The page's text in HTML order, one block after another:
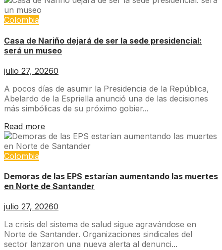
Colombia
Casa de Nariño dejará de ser la sede presidencial:
será un museo
julio 27, 20260
A pocos días de asumir la Presidencia de la República,
Abelardo de la Espriella anunció una de las decisiones
más simbólicas de su próximo gobier...
Read more
Colombia
Demoras de las EPS estarían aumentando las muertes
en Norte de Santander
julio 27, 20260
La crisis del sistema de salud sigue agravándose en
Norte de Santander. Organizaciones sindicales del
sector lanzaron una nueva alerta al denunci...